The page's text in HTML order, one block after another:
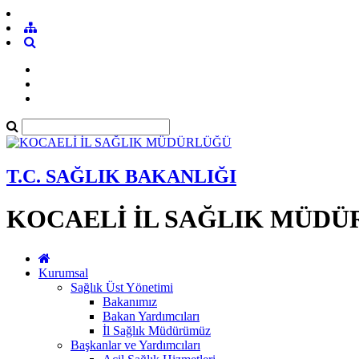
T.C. SAĞLIK BAKANLIĞI
KOCAELİ İL SAĞLIK
Kurumsal
Sağlık Üst Yönetimi
Bakanımız
Bakan Yardımcıları
İl Sağlık Müdürümüz
Başkanlar ve Yardımcıları